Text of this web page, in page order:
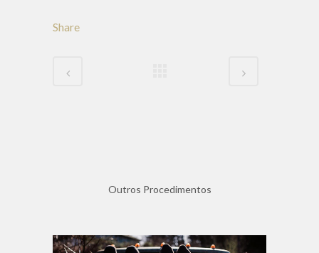
Share
Outros Procedimentos